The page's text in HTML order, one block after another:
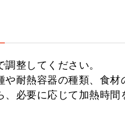
整してください。
や耐熱容器の種類、食
必要に応じて加熱時間